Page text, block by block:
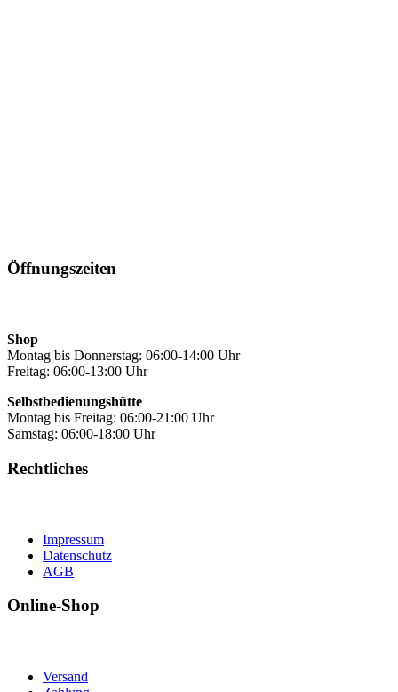
Öffnungszeiten
Shop
Montag bis Donnerstag: 06:00-14:00 Uhr
Freitag: 06:00-13:00 Uhr
Selbstbedienungshütte
Montag bis Freitag: 06:00-21:00 Uhr
Samstag: 06:00-18:00 Uhr
Rechtliches
Impressum
Datenschutz
AGB
Online-Shop
Versand